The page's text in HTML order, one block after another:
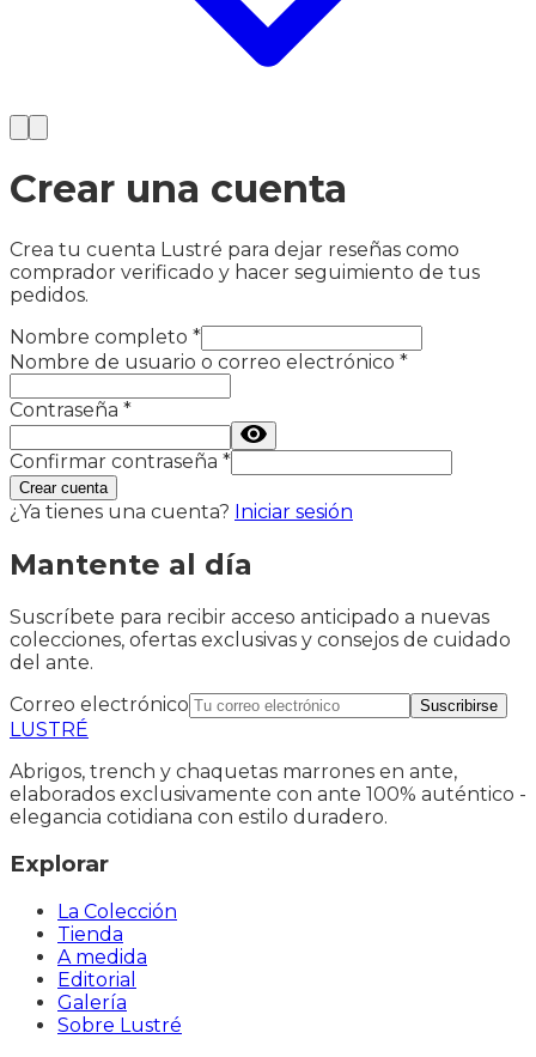
Crear una cuenta
Crea tu cuenta Lustré para dejar reseñas como
comprador verificado y hacer seguimiento de tus
pedidos.
Nombre completo *
Nombre de usuario o correo electrónico *
Contraseña *
Confirmar contraseña *
Crear cuenta
¿Ya tienes una cuenta? Iniciar sesión
Mantente al día
Suscríbete para recibir acceso anticipado a nuevas
colecciones, ofertas exclusivas y consejos de cuidado
del ante.
Correo electrónico
Suscribirse
LUSTRÉ
Abrigos, trench y chaquetas marrones en ante,
elaborados exclusivamente con ante 100% auténtico -
elegancia cotidiana con estilo duradero.
Explorar
La Colección
Tienda
A medida
Editorial
Galería
Sobre Lustré